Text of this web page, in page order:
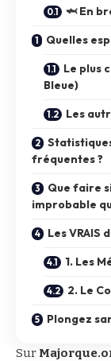
🦈 En
Quelles
Le plus
Bleue)
Les
fréquentes ?
Que faire
improbable
Les VRAIS
1. Les
2. Le
Plongez
Sur